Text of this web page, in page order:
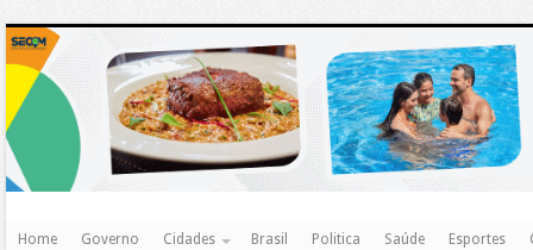
Home Governo Cidades Brasil Politica Saúde Esportes